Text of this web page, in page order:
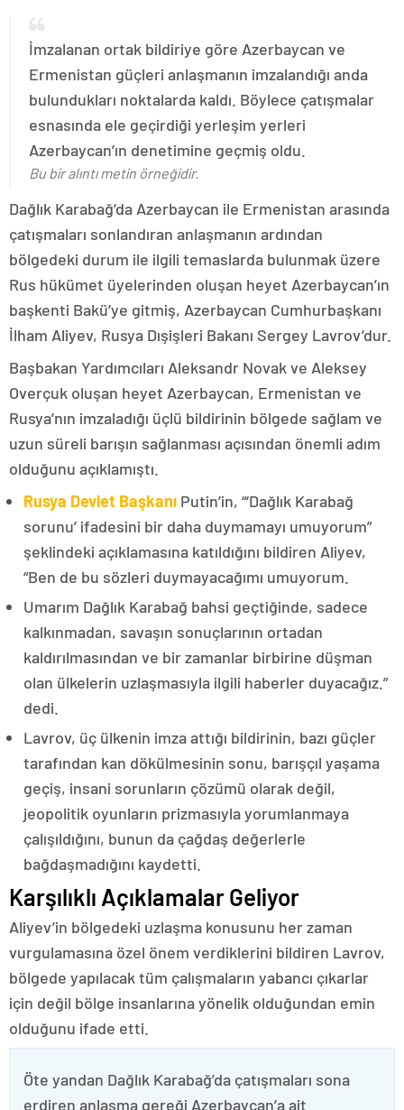
İmzalanan ortak bildiriye göre Azerbaycan ve
Ermenistan güçleri anlaşmanın imzalandığı anda
bulundukları noktalarda kaldı. Böylece çatışmalar
esnasında ele geçirdiği yerleşim yerleri
Azerbaycan’ın denetimine geçmiş oldu.
Bu bir alıntı metin örneğidir.
Dağlık Karabağ’da Azerbaycan ile Ermenistan arasında
çatışmaları sonlandıran anlaşmanın ardından
bölgedeki durum ile ilgili temaslarda bulunmak üzere
Rus hükümet üyelerinden oluşan heyet Azerbaycan’ın
başkenti Bakü’ye gitmiş, Azerbaycan Cumhurbaşkanı
İlham Aliyev, Rusya Dışişleri Bakanı Sergey Lavrov’dur.
Başbakan Yardımcıları Aleksandr Novak ve Aleksey
Overçuk oluşan heyet Azerbaycan, Ermenistan ve
Rusya’nın imzaladığı üçlü bildirinin bölgede sağlam ve
uzun süreli barışın sağlanması açısından önemli adım
olduğunu açıklamıştı.
Rusya Devlet Başkanı Putin’in, “‘Dağlık Karabağ
sorunu’ ifadesini bir daha duymamayı umuyorum”
şeklindeki açıklamasına katıldığını bildiren Aliyev,
“Ben de bu sözleri duymayacağımı umuyorum.
Umarım Dağlık Karabağ bahsi geçtiğinde, sadece
kalkınmadan, savaşın sonuçlarının ortadan
kaldırılmasından ve bir zamanlar birbirine düşman
olan ülkelerin uzlaşmasıyla ilgili haberler duyacağız.”
dedi.
Lavrov, üç ülkenin imza attığı bildirinin, bazı güçler
tarafından kan dökülmesinin sonu, barışçıl yaşama
geçiş, insani sorunların çözümü olarak değil,
jeopolitik oyunların prizmasıyla yorumlanmaya
çalışıldığını, bunun da çağdaş değerlerle
bağdaşmadığını kaydetti.
Karşılıklı Açıklamalar Geliyor
Aliyev’in bölgedeki uzlaşma konusunu her zaman
vurgulamasına özel önem verdiklerini bildiren Lavrov,
bölgede yapılacak tüm çalışmaların yabancı çıkarlar
için değil bölge insanlarına yönelik olduğundan emin
olduğunu ifade etti.
Öte yandan Dağlık Karabağ’da çatışmaları sona
erdiren anlaşma gereği Azerbaycan’a ait